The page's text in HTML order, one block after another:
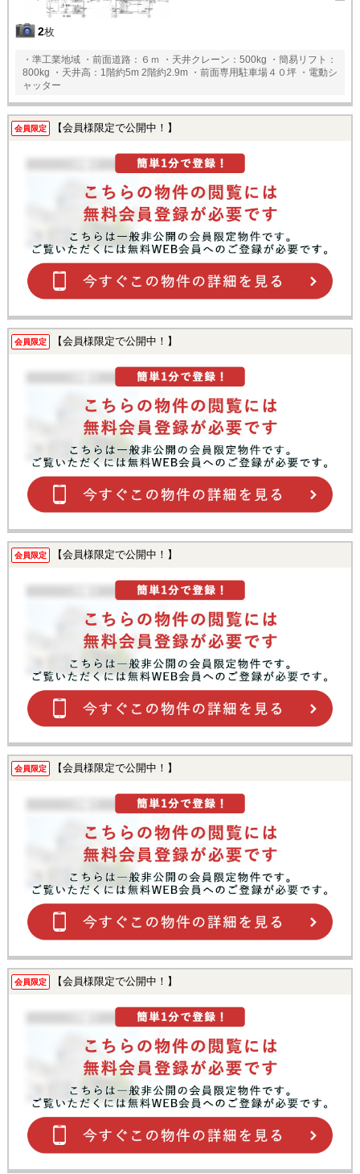
2枚
・準工業地域 ・前面道路：６ｍ ・天井クレーン：500kg ・簡易リフト：
800kg ・天井高：1階約5m 2階約2.9m ・前面専用駐車場４０坪 ・電動シ
ャッター
会員限定 【会員様限定で公開中！】
会員限定 【会員様限定で公開中！】
会員限定 【会員様限定で公開中！】
会員限定 【会員様限定で公開中！】
会員限定 【会員様限定で公開中！】